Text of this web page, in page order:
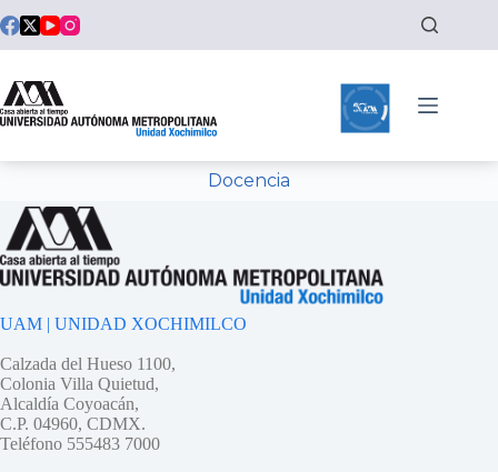
Docencia
UAM | UNIDAD XOCHIMILCO
Calzada del Hueso 1100,
Colonia Villa Quietud,
Alcaldía Coyoacán,
C.P. 04960, CDMX.
Teléfono 555483 7000